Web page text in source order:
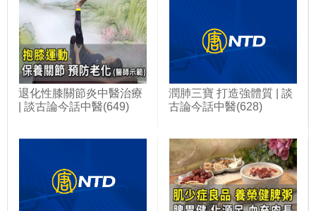
退化性膝關節炎中醫治療
| 談古論今話中醫(649)
潤肺三寶 打造強體質 | 談
古論今話中醫(628)